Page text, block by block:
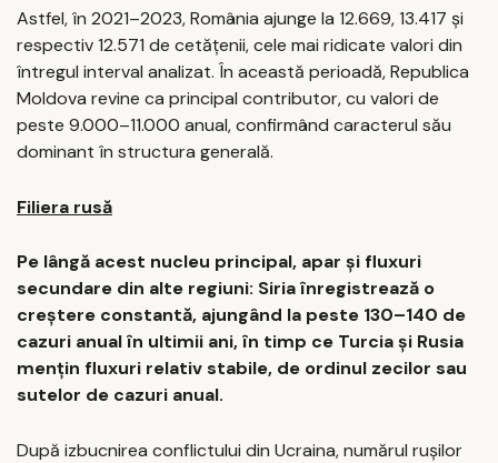
Astfel, în 2021–2023, România ajunge la 12.669, 13.417 și
respectiv 12.571 de cetățenii, cele mai ridicate valori din
întregul interval analizat. În această perioadă, Republica
Moldova revine ca principal contributor, cu valori de
peste 9.000–11.000 anual, confirmând caracterul său
dominant în structura generală.
Filiera rusă
Pe lângă acest nucleu principal, apar și fluxuri
secundare din alte regiuni: Siria înregistrează o
creștere constantă, ajungând la peste 130–140 de
cazuri anual în ultimii ani, în timp ce Turcia și Rusia
mențin fluxuri relativ stabile, de ordinul zecilor sau
sutelor de cazuri anual.
După izbucnirea conflictului din Ucraina, numărul rușilor